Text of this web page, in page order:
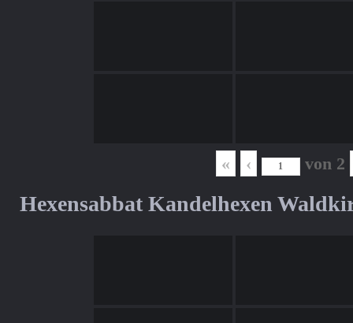
« ‹ von 2
Hexensabbat Kandelhexen